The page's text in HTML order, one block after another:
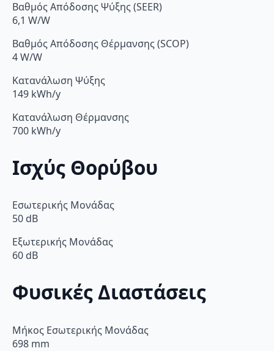
Βαθμός Απόδοσης Ψύξης (SEER)
6,1 W/W
Βαθμός Απόδοσης Θέρμανσης (SCOP)
4 W/W
Κατανάλωση Ψύξης
149 kWh/y
Κατανάλωση Θέρμανσης
700 kWh/y
Ισχύς Θορύβου
Εσωτερικής Μονάδας
50 dB
Εξωτερικής Μονάδας
60 dB
Φυσικές Διαστάσεις
Μήκος Εσωτερικής Μονάδας
698 mm